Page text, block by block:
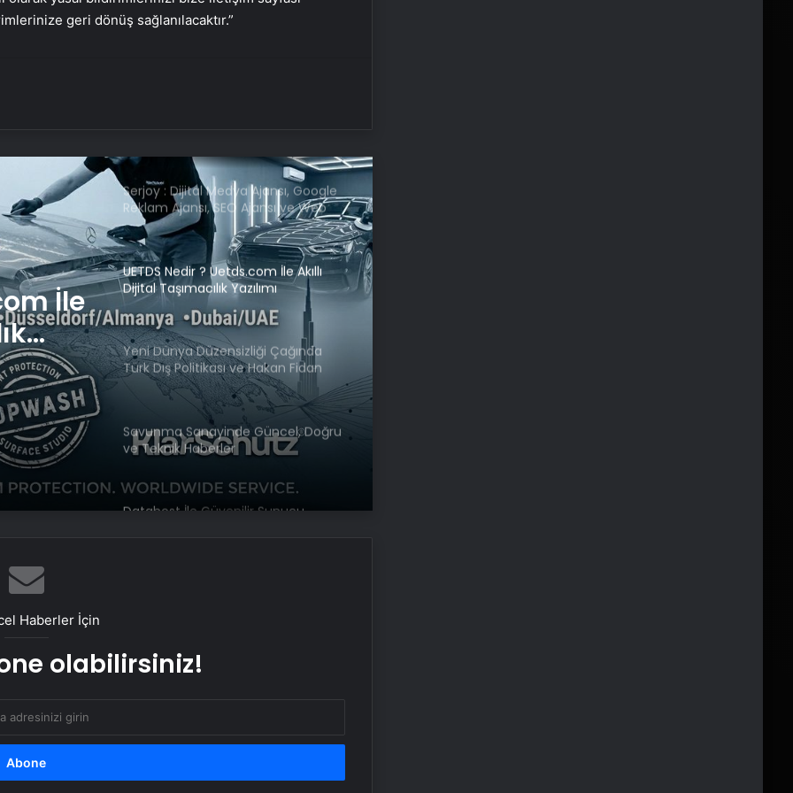
geri dönüş sağlanılacaktır.”
İle
Reklam Ajansı, SEO Ajansı ve Web
Tasarım Ajansı
UETDS Nedir ? Uetds.com İle Akıllı
Dijital Taşımacılık Yazılımı
Yeni Dünya Düzensizliği Çağında
Türk Dış Politikası ve Hakan Fidan
Faktörü
Savunma Sanayinde Güncel, Doğru
ve Teknik Haberler
Hizmetleri
Dumandan zehirlenen karı-koca ölü
Haberler İçin
olabilirsiniz!